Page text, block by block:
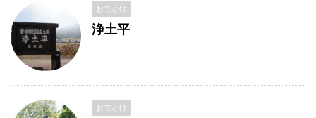
おでかけ
浄土平
おでかけ